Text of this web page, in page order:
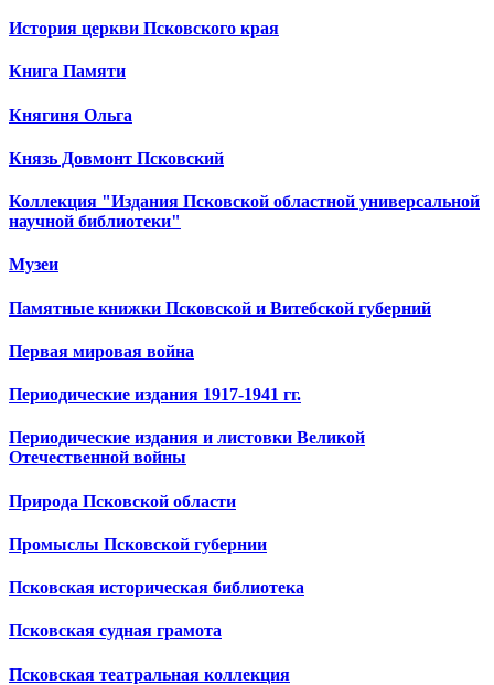
История церкви Псковского края
Книга Памяти
Княгиня Ольга
Князь Довмонт Псковский
Коллекция "Издания Псковской областной универсальной
научной библиотеки"
Музеи
Памятные книжки Псковской и Витебской губерний
Первая мировая война
Периодические издания 1917-1941 гг.
Периодические издания и листовки Великой
Отечественной войны
Природа Псковской области
Промыслы Псковской губернии
Псковская историческая библиотека
Псковская судная грамота
Псковская театральная коллекция